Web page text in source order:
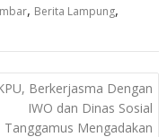
, Berita Lampung,
Berkerjasma Dengan
IWO dan Dinas Sosial
Tanggamus Mengadakan